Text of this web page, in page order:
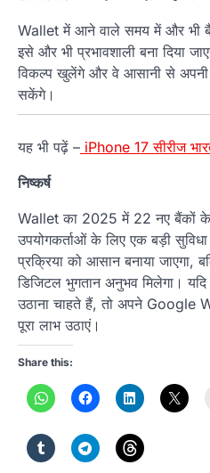
Wallet में आने वाले समय में और भी
इसे और भी प्रभावशाली बना दिया
विकल्प खुलेंगे और वे आसानी से
सकेंगे।
यह भी पढ़ें – iPhone 17 सीरीज
निष्कर्ष
Wallet का 2025 में 22 नए बैंकों
उपयोगकर्ताओं के लिए एक बड़ी
प्रक्रिया को आसान बनाया जाएगा,
डिजिटल भुगतान अनुभव मिलेगा।
उठाना चाहते हैं, तो अपने
पूरा लाभ उठाएं।
Share this: